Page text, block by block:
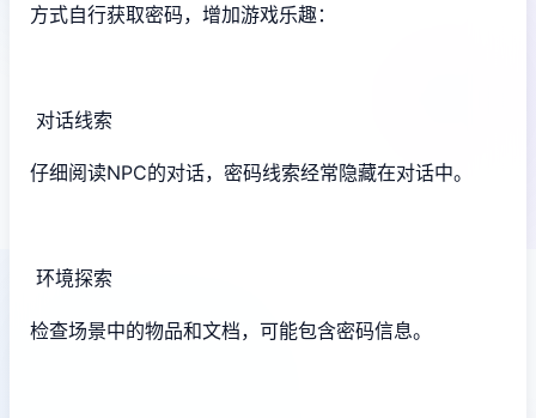
方式自行获取密码，增加游戏乐趣：
对话线索
仔细阅读NPC的对话，密码线索经常隐藏在对话中。
环境探索
检查场景中的物品和文档，可能包含密码信息。